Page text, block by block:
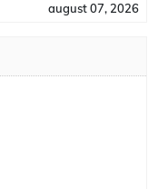
august 07, 2026